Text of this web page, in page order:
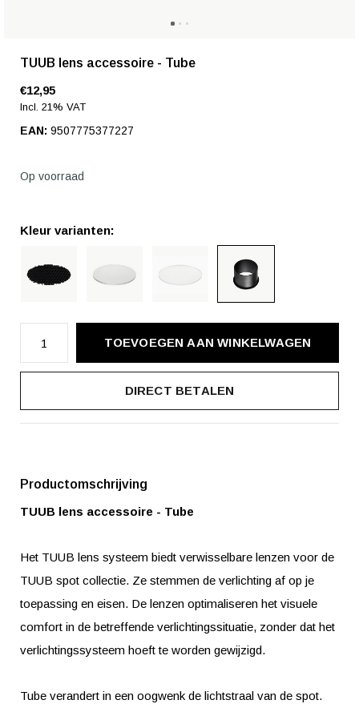
TUUB lens accessoire - Tube
€12,95
Incl. 21% VAT
EAN: 9507775377227
Op voorraad
Kleur varianten:
TOEVOEGEN AAN WINKELWAGEN
DIRECT BETALEN
Productomschrijving
TUUB lens accessoire - Tube
Het TUUB lens systeem biedt verwisselbare lenzen voor de
TUUB spot collectie. Ze stemmen de verlichting af op je
toepassing en eisen. De lenzen optimaliseren het visuele
comfort in de betreffende verlichtingssituatie, zonder dat het
verlichtingssysteem hoeft te worden gewijzigd.
Tube verandert in een oogwenk de lichtstraal van de spot.